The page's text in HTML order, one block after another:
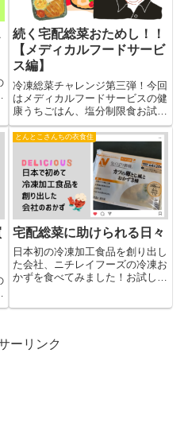
続く宅配総菜おためし！！
【メディカルフードサービ
ス編】
冷凍総菜チャレンジ第三弾！今回
はメディカルフードサービスの健
康うちごはん、塩分制限食お試し
セット（6食）を頼んでみまし
た。父、満足するかしら・・・
とんとこさんちの衣食住
宅配総菜に助けられる日々
日本初の冷凍加工食品を創り出し
た会社、ニチレイフーズの冷凍お
かずを食べてみました！お試しセ
ーリンク